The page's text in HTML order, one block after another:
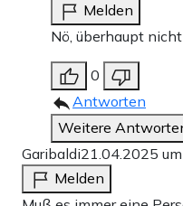
Melden
Nö, überhaupt
0
Antworten
Weitere
Garibaldi21.04.2025
Melden